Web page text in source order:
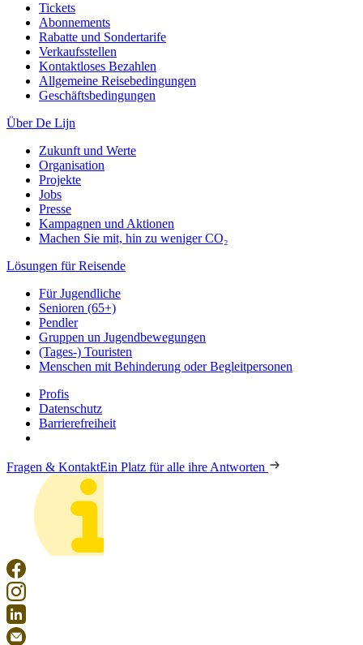
Tickets
Abonnements
Rabatte und Sondertarife
Verkaufsstellen
Kontaktloses Bezahlen
Allgemeine Reisebedingungen
Geschäftsbedingungen
Über De Lijn
Zukunft und Werte
Organisation
Projekte
Jobs
Presse
Kampagnen und Aktionen
Machen Sie mit, hin zu weniger CO₂
Lösungen für Reisende
Für Jugendliche
Senioren (65+)
Pendler
Gruppen un Jugendbewegungen
(Tages-) Touristen
Menschen mit Behinderung oder Begleitpersonen
Profis
Datenschutz
Barrierefreiheit
Fragen & KontaktEin Platz für alle ihre Antworten